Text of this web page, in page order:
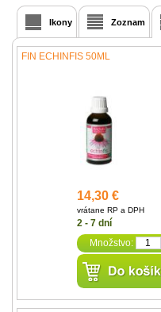
Ikony Zoznam
FIN ECHINFIS 50ML
14,30 €
vrátane RP a DPH
2 - 7 dní
Množstvo: